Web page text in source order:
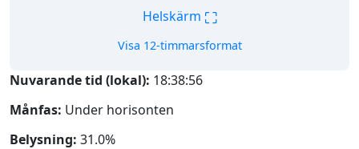
Helskärm ⛶
Visa 12-timmarsformat
Nuvarande tid (lokal): 18:38:57
Månfas: Under horisonten
Belysning: 31.0%